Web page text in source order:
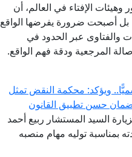
وهيئات الإفتاء في العالم، أن
بل أصبحت ضرورة يفرضها الواقع
والفتاوى عبر الحدود في
المرجعية ودقة فهم الواقع.
ويؤكد: محكمة النقض تمثل
حسن تطبيق القانون
السيد المستشار ربيع أحمد
بمناسبة توليه مهام منصبه